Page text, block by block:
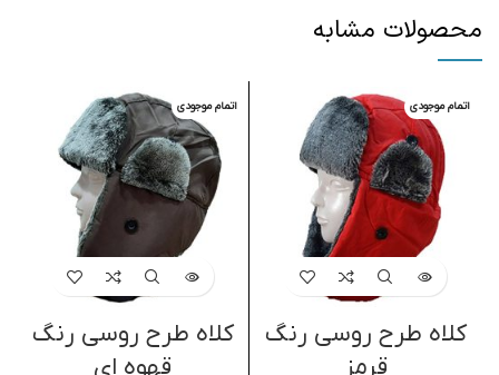
محصولات مشابه
اتمام موجودی
کلاه طرح روسی رنگ
قرمز
اتمام موجودی
کلاه طرح روسی رنگ
قهوه ای